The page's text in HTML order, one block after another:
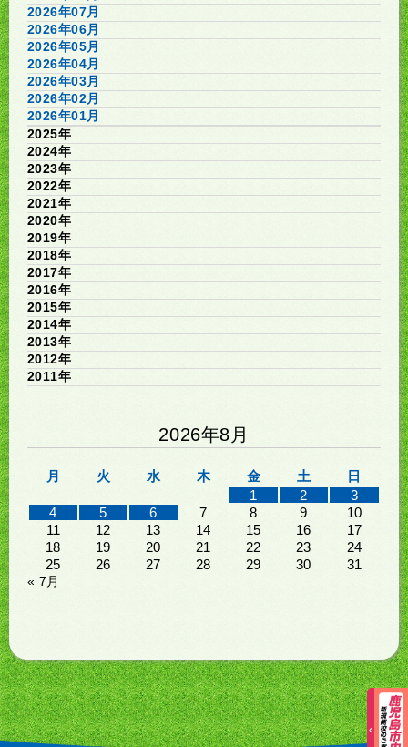
2026年07月
2026年06月
2026年05月
2026年04月
2026年03月
2026年02月
2026年01月
2025年
2024年
2023年
2022年
2021年
2020年
2019年
2018年
2017年
2016年
2015年
2014年
2013年
2012年
2011年
2026年8月
月 火 水 木 金 土
日
1
2
3
4
5 6 7 8 9
10
11
12 13 14 15 16
17
18
19 20 21 22 23
24
25
26 27 28 29 30 31
« 7月